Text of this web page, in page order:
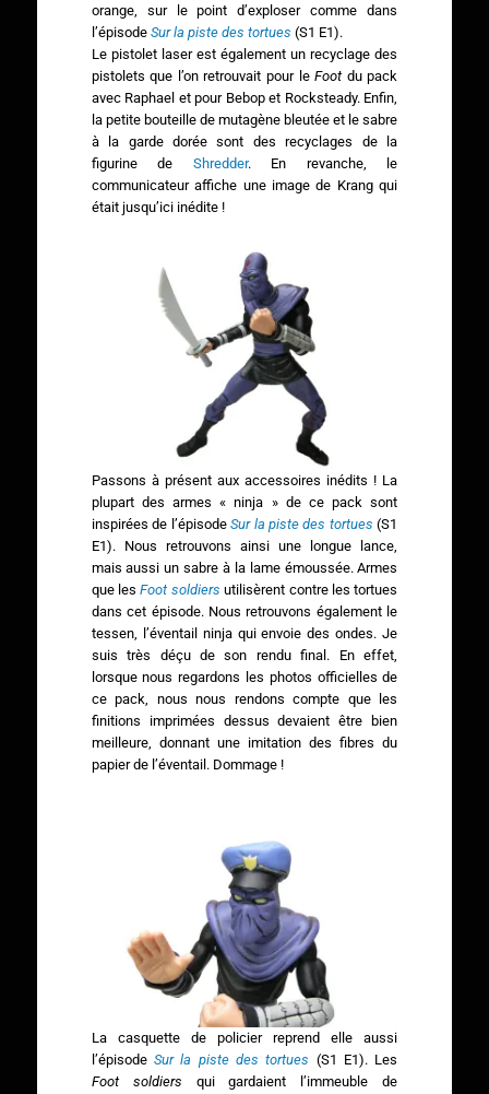
orange, sur le point d’exploser comme dans
l’épisode Sur la piste des tortues (S1 E1).
Le pistolet laser est également un recyclage des
pistolets que l’on retrouvait pour leFootdu pack
avec Raphael et pour Bebop et Rocksteady. Enfin,
la petite bouteille de mutagène bleutée et le sabre
à la garde dorée sont des recyclages de la
figurine de Shredder. En revanche, le
communicateur affiche une image de Krang qui
était jusqu’ici inédite !
Passons à présent aux accessoires inédits ! La
plupart des armes « ninja » de ce pack sont
inspirées de l’épisodeSur la piste des tortues (S1
E1). Nous retrouvons ainsi une longue lance,
mais aussi un sabre à la lame émoussée. Armes
que lesFoot soldiers utilisèrent contre les tortues
dans cet épisode. Nous retrouvons également le
tessen, l’éventail ninja qui envoie des ondes. Je
suis très déçu de son rendu final. En effet,
lorsque nous regardons les photos officielles de
ce pack, nous nous rendons compte que les
finitions imprimées dessus devaient être bien
meilleure, donnant une imitation des fibres du
papier de l’éventail. Dommage !
La casquette de policier reprend elle aussi
l’épisode Sur la piste des tortues (S1 E1). Les
Foot soldiers qui gardaient l’immeuble de